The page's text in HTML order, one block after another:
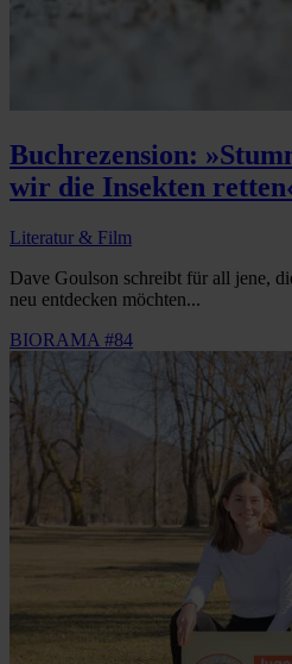
Buchrezension:
wir die Insekten
Literatur & Film
Dave Goulson schreibt für all jene,
neu entdecken möchten...
BIORAMA #84